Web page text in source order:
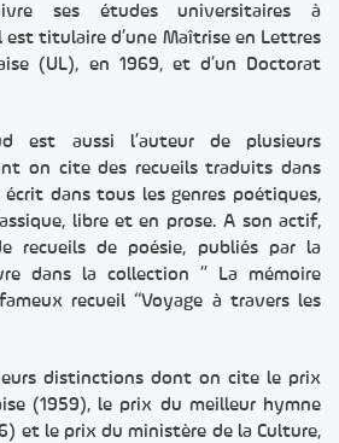
ses études universitaires à
est titulaire d’une Maîtrise en Lettres
(UL), en 1969, et d’un Doctorat
est aussi l’auteur de plusieurs
on cite des recueils traduits dans
écrit dans tous les genres poétiques,
libre et en prose. A son actif,
recueils de poésie, publiés par la
dans la collection ” La mémoire
recueil “Voyage à travers les
distinctions dont on cite le prix
(1959), le prix du meilleur hymne
et le prix du ministère de la Culture,